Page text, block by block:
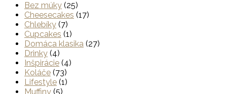
Bez múky (25)
Cheesecakes (17)
Chlebíky (7)
Cupcakes (1)
Domáca klasika (27)
Drinky (4)
Inšpirácie (4)
Koláče (73)
Lifestyle (1)
Muffiny (5)